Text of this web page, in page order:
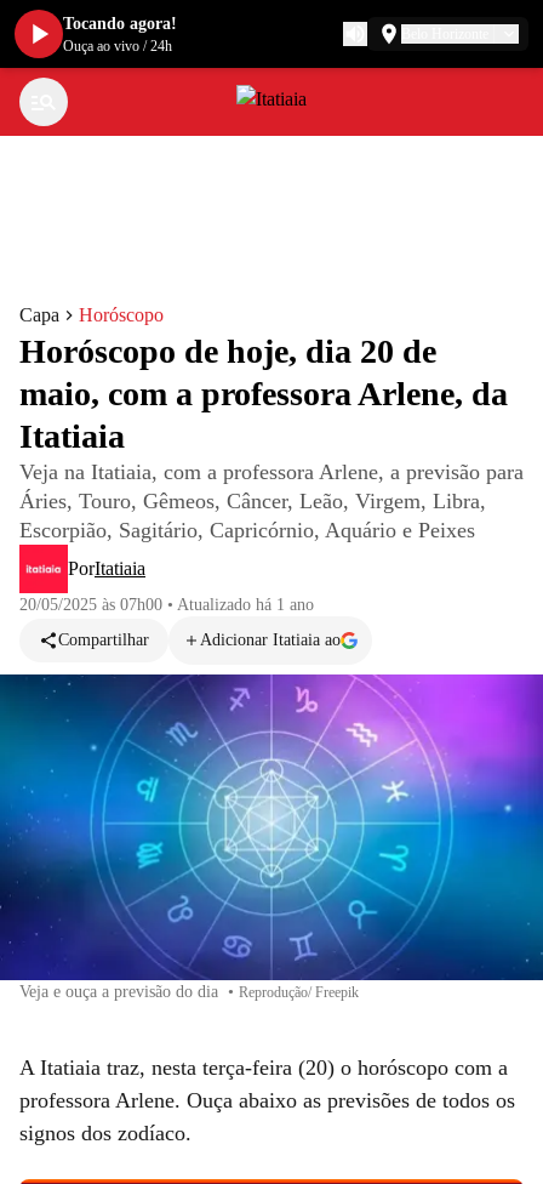
Capa Horóscopo
Horóscopo de hoje, dia 20 de
maio, com a professora Arlene, da
Itatiaia
Veja na Itatiaia, com a professora Arlene, a previsão para
Áries, Touro, Gêmeos, Câncer, Leão, Virgem, Libra,
Escorpião, Sagitário, Capricórnio, Aquário e Peixes
PorItatiaia
20/05/2025 às 07h00 • Atualizado há 1 ano
Compartilhar
Adicionar Itatiaia ao
Veja e ouça a previsão do dia • Reprodução/ Freepik
A Itatiaia traz, nesta terça-feira (20) o horóscopo com a
professora Arlene. Ouça abaixo as previsões de todos os
signos dos zodíaco.
Tocando agora!
Ouça ao vivo /24h